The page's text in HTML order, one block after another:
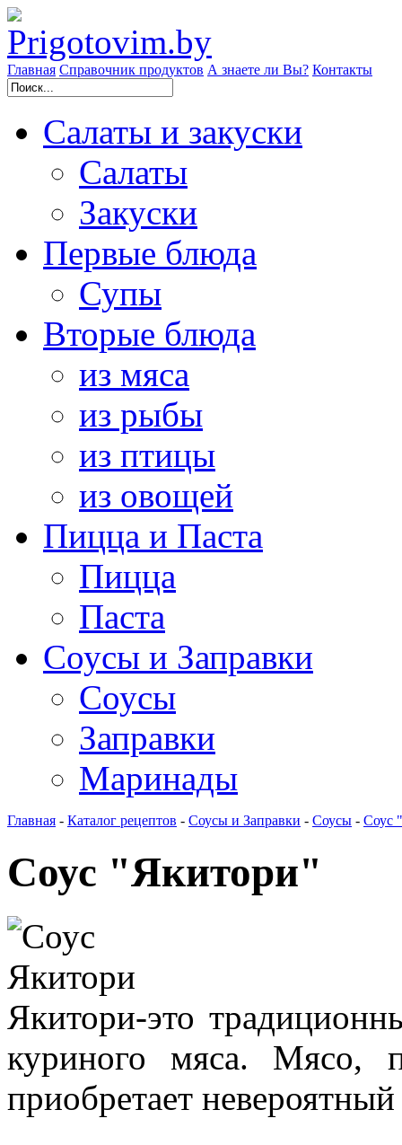
Главная Справочник продуктов А знаете ли Вы? Контакты
Салаты и закуски
Cалаты
Закуски
Первые блюда
Супы
Вторые блюда
из мяса
из рыбы
из птицы
из овощей
Пицца и Паста
Пицца
Паста
Соусы и Заправки
Соусы
Заправки
Маринады
Главная - Каталог рецептов - Соусы и Заправки - Соусы - Соус
Соус "Якитори"
Якитори-это
куриного мяса. Мясо,
приобретает